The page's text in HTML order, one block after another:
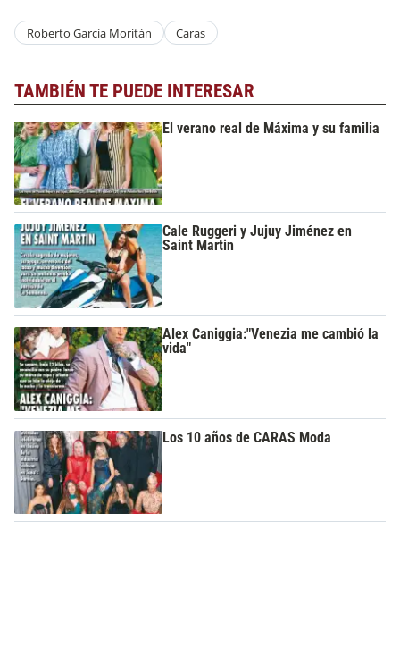
Roberto García Moritán Caras
TAMBIÉN TE PUEDE INTERESAR
El verano real de Máxima y su familia
Cale Ruggeri y Jujuy Jiménez en
Saint Martin
Alex Caniggia:"Venezia me cambió la
vida"
Los 10 años de CARAS Moda